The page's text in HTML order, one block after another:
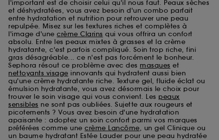
l'important est de choisir celui qu'il nous faut. Peaux sèches
et déshydratées, vous avez besoin d'un combo parfait
entre hydratation et nutrition pour retrouver une peau
repulpée. Misez sur les textures riches et complètes à
l'image d'une crème Clarins qui vous offrira un confort
absolu. Entre les peaux mixtes à grasses et la crème
hydratante, c'est parfois compliqué. Soin trop riche, fini
gras désagréable... ce n'est pas forcément le bonheur.
Sephora résout ce problème avec des masques et
nettoyants visage innovants qui hydratent aussi bien
qu'une crème hydratante riche. Texture gel, fluide éclat ou
émulsion hydratante, vous avez désormais le choix pour
trouver le soin visage qui vous convient. Les peaux
sensibles ne sont pas oubliées. Sujette aux rougeurs et
picotements ? Vous avez besoin d'une hydratation
apaisante : adoptez un soin confort parmi vos marques
préférées comme une crème Lancôme, un gel Clinique ou
un baume hydratant Estée Lauder pour une peau hydratée